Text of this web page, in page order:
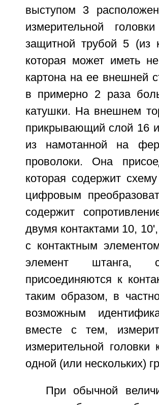
выступом 3
измерительной
защитной трубой 5 (из
которая может иметь
картона на ее внешней
в примерно 2 раза
катушки. На внешнем
прикрывающий слой 16
из намотанной на
проволоки. Она
которая содержит
цифровым
содержит
двумя контактами 10,
с контактным
элемент штанга,
присоединяются к
таким образом, в
возможным
вместе с тем,
измерительной головки
одной (или нескольких)
При обычной